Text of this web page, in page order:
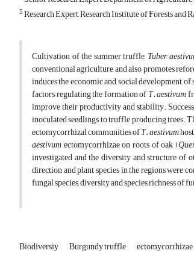
5Research Expert, Research Institute of Forests
Cultivation of the summer truffle,Tuber
conventional agriculture and also promotes
induces the economic and social development
factors regulating the formation ofT. aestivum
improve their productivity and stability.
inoculated seedlings to truffle producing trees.
ectomycorrhizal communities ofT. aestivum
aestivumectomycorrhizae on roots of oak (
investigated and the diversity and structure of
direction and plant species in the regions were
fungal species, diversity and species richness
Biodiversiy Burgundy truffle ectomycorrhizae